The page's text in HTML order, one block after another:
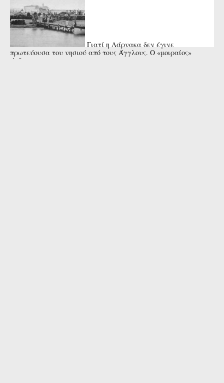
Γιατί η Λάρνακα δεν έγινε
πρωτεύουσα του νησιού από τους Άγγλους. Ο «μοιραίος»
άνθρωπος